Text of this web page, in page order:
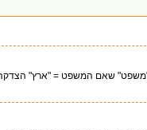
שאם המשפט = "ארץ" הצדקה